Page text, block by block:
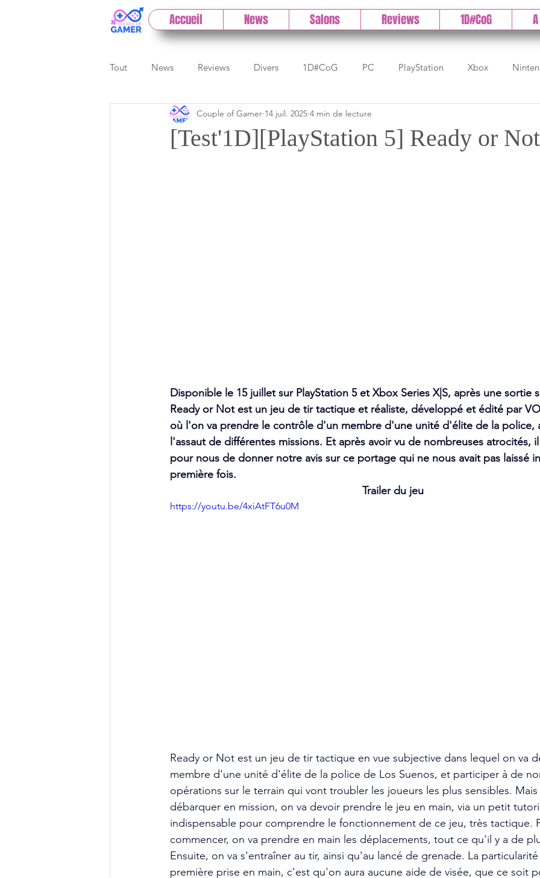
Accueil News Salons Reviews 1D#CoG
Tout News Reviews Divers 1D#CoG PC PlayStation Xbox
Previews Cloud Test indé DLC
[Test'1D][PlayStation 5] Ready or Not
Couple of Gamer 14 juil. 2025 4 min de lecture
Disponible le 15 juillet sur PlayStation 5 et Xbox Series X|S, après une sortie
Ready or Not est un jeu de tir tactique et réaliste, développé et édité par
où l'on va prendre le contrôle d'un membre d'une unité d'élite de la police,
l'assaut de différentes missions. Et après avoir vu de nombreuses atrocités,
pour nous de donner notre avis sur ce portage qui ne nous avait pas laissé
première fois.
Trailer du jeu
https://youtu.be/4xiAtFT6u0M
Ready or Not est un jeu de tir tactique en vue subjective dans lequel on va
membre d'une unité d'élite de la police de Los Suenos, et participer à de
opérations sur le terrain qui vont troubler les joueurs les plus sensibles. Mais
débarquer en mission, on va devoir prendre le jeu en main, via un petit
indispensable pour comprendre le fonctionnement de ce jeu, très tactique.
commencer, on va prendre en main les déplacements, tout ce qu'il y a de
Ensuite, on va s'entraîner au tir, ainsi qu'au lancé de grenade. La
première prise en main, c'est qu'on aura aucune aide de visée, que ce soit